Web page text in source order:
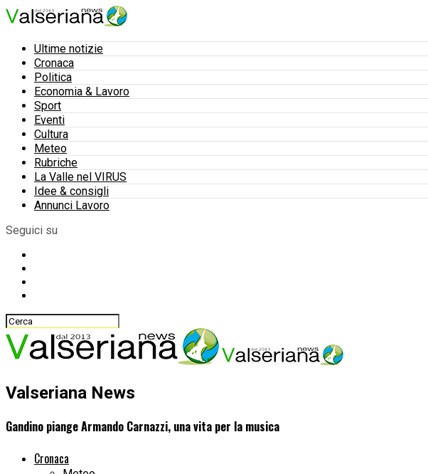
Ultime notizie
Cronaca
Politica
Economia & Lavoro
Sport
Eventi
Cultura
Meteo
Rubriche
La Valle nel VIRUS
Idee & consigli
Annunci Lavoro
Seguici su
Valseriana News
Gandino piange Armando Carnazzi, una vita per la musica
Cronaca